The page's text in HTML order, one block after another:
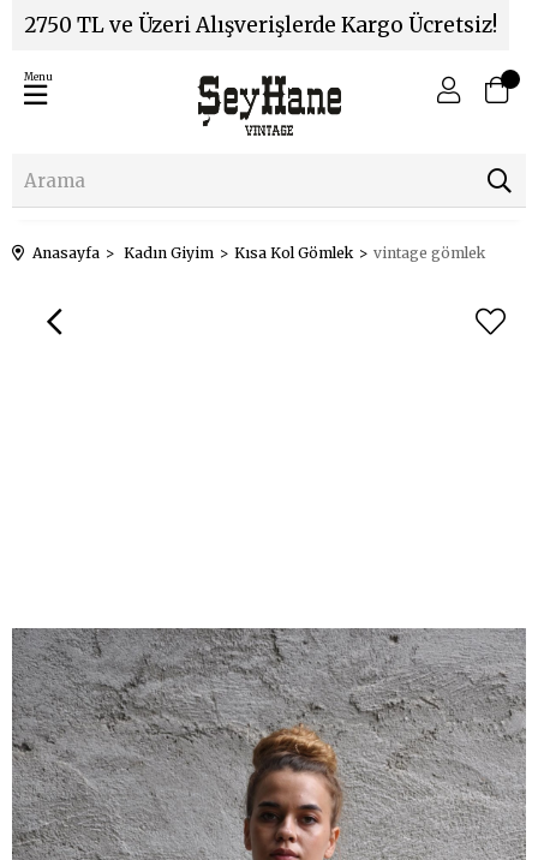
2750 TL ve Üzeri Alışverişlerde Kargo Ücretsiz!
Menu
Anasayfa Kadın Giyim Kısa Kol Gömlek vintage gömlek